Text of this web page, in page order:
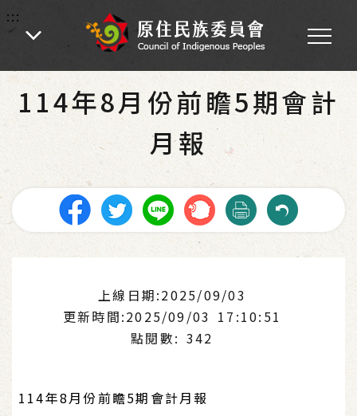
:::
:::
首頁 為民服務
114年8月份前瞻5期會計
月報
上線日期:2025/09/03
更新時間:2025/09/03 17:10:51
點閱數: 342
114年8月份前瞻5期會計月報